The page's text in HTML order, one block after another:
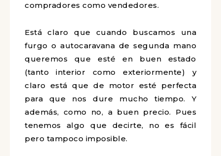
compradores como vendedores.
Está claro que cuando buscamos una
furgo o autocaravana de segunda mano
queremos que esté en buen estado
(tanto interior como exteriormente) y
claro está que de motor esté perfecta
para que nos dure mucho tiempo. Y
además, como no, a buen precio. Pues
tenemos algo que decirte, no es fácil
pero tampoco imposible.